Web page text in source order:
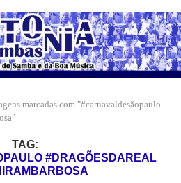
marcadas com "#carnavaldesãopaulo
TAG:
#DRAGÕESDAREAL